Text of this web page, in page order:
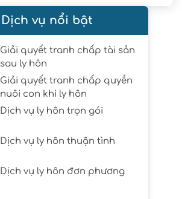
Dịch vụ nổi bật
Giải quyết tranh chấp tài sản
sau ly hôn
Giải quyết tranh chấp quyền
nuôi con khi ly hôn
Dịch vụ ly hôn trọn gói
Dịch vụ ly hôn thuận tình
Dịch vụ ly hôn đơn phương